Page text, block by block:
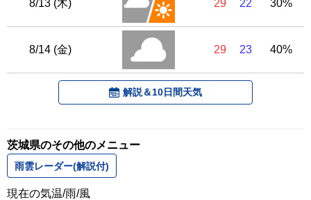
8/13 (木) 29 22 30%
8/14 (金) 29 23 40%
解説＆10日間天気
茨城県のその他のメニュー
雨雲レーダー(解説付)
現在の気温/雨/風